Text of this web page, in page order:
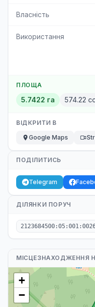
Власність
Використання
ПЛОЩА
5.7422 га 574.22
ВІДКРИТИ В
Google Maps
ПОДІЛИТИСЬ
Telegram
ДІЛЯНКИ ПОРУЧ
МІСЦЕЗНАХОДЖЕННЯ
+
−